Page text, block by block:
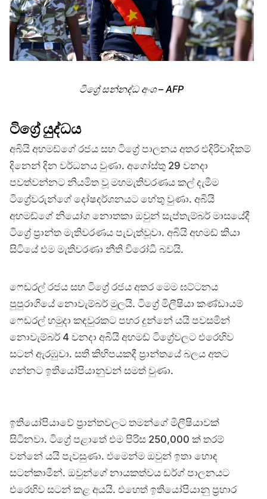
ටිග්‍රේ සන්නද්ධ අංශ – AFP
ටිග්‍රේ යුද්ධය
අබියි අහමඩ්ගේ රජය සහ ටිග්‍රේ පාලනය අතර එදිරිවාදිකම්
දිනෙන් දින වර්ධනය වුණා. අගෝස්තු 29 වනදා
පවත්වන්නට නියමිත වූ මහමැතිවරණය කල් දැමීම
ටිග්‍රේවරුන්ගේ දෝෂදර්ශනයට හේතු වුණා. අබියි
අහමඩ්ගේ නියෝග නොතකා ඔවුන් සැප්තැම්බර් මාසයේදී
ටිග්‍රේ ප්‍රාන්ත මැතිවරණය පැවැත්වූවා. අබියි අහමඩ් කියා
සිටියේ එම මැතිවරණා නීති විරෝධී බවයි.
ෆෙඩරල් රජය සහ ටිග්‍රේ රජය අතර මෙම ඝට්ටනය
පුපුරාගියේ නොවැම්බර් මුලයි. ටිග්‍රේ මිලීෂියා කණ්ඩායම්
ෆෙඩරල් හමුදා කඳවුරකට පහර දුන්නේ යයි පවසමින්
නොවැම්බර් 4 වනදා අබියි අහමඩ් ටිග්‍රේවලට එරෙහිව
සටන් ඇරඹුවා. සති කිහිපයකදී ප්‍රාන්තයේ බලය අතට
ගන්නට ඉතියෝපියානුවන් සමත් වුණා.
ඉතියෝපියාවේ ප්‍රාන්තවලට තමන්ගේ මිලීෂියාවක්
සිටිනවා. ටිග්‍රේ පළාතේ එම පිරිස 250,000 ක් තරම්
වන්නේ යයි පැවසුණා. එමෙන්ම ඔවුන් ඉතා හොඳ
සටන්කාමීන්. ඔවුන්ගේ නායකත්වය ඩර්ග් පාලනයට
එරෙහිව සටන් කළ අයයි. එහෙත් ඉතියෝපියානු ප්‍රහාර